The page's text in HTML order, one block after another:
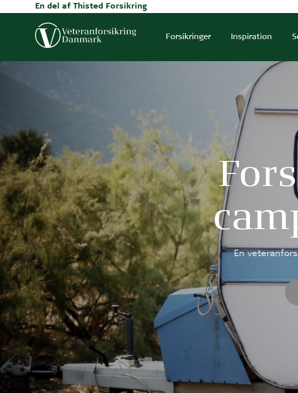
En del af Thisted Forsikring
Forsikringer Inspiration
En